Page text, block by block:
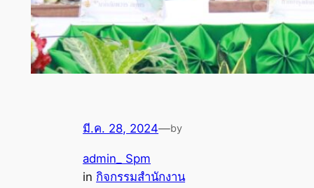
มี.ค. 28, 2024—by
admin_ Spm
in กิจกรรมสำนักงาน